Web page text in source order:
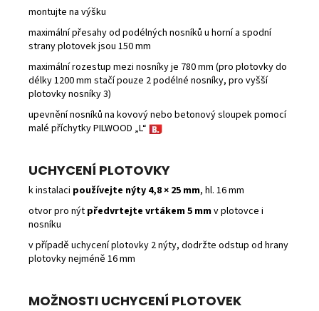
montujte na výšku
maximální přesahy od podélných nosníků u horní a spodní
strany plotovek jsou 150 mm
maximální rozestup mezi nosníky je 780 mm (pro plotovky do
délky 1200 mm stačí pouze 2 podélné nosníky, pro vyšší
plotovky nosníky 3)
upevnění nosníků na kovový nebo betonový sloupek pomocí
malé příchytky PILWOOD „L“
UCHYCENÍ PLOTOVKY
k instalaci používejte nýty 4,8 × 25 mm, hl. 16 mm
otvor pro nýt předvrtejte vrtákem 5 mmv plotovce i
nosníku
v případě uchycení plotovky 2 nýty, dodržte odstup od hrany
plotovky nejméně 16 mm
MOŽNOSTI UCHYCENÍ PLOTOVEK
059